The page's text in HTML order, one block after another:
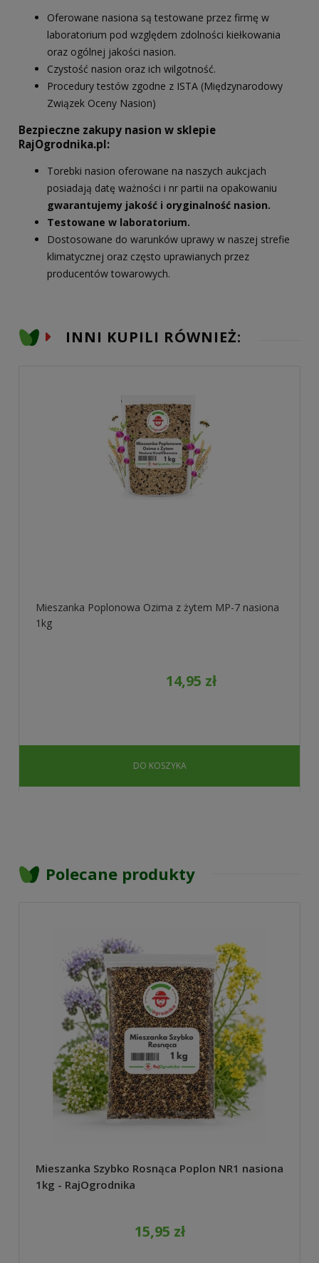
Oferowane nasiona są testowane przez firmę w
laboratorium pod względem zdolności kiełkowania
oraz ogólnej jakości nasion.
Czystość nasion oraz ich wilgotność.
Procedury testów zgodne z ISTA (Międzynarodowy
Związek Oceny Nasion)
Bezpieczne zakupy nasion w sklepie
RajOgrodnika.pl:
Torebki nasion oferowane na naszych aukcjach
posiadają datę ważności i nr partii na opakowaniu
gwarantujemy jakość i oryginalność nasion.
Testowane w laboratorium.
Dostosowane do warunków uprawy w naszej strefie
klimatycznej oraz często uprawianych przez
producentów towarowych.
INNI KUPILI RÓWNIEŻ:
Mieszanka Poplonowa Ozima z żytem MP-7 nasiona
1kg
14,95 zł
DO KOSZYKA
Polecane produkty
Mieszanka Szybko Rosnąca Poplon NR1 nasiona
1kg - RajOgrodnika
15,95 zł